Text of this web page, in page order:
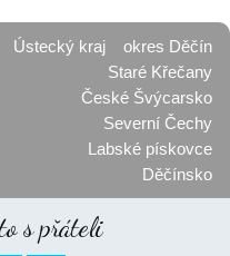
Ústecký kraj
okres Děčín
Staré Křečany
České Švýcarsko
Severní Čechy
Labské pískovce
Děčínsko
s přáteli